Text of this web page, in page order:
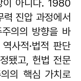
이 아니다. 1980
진압 과정에서
의의 방향을 바
사적·법적 판단
됐고, 헌법 전문
의 핵심 가치로